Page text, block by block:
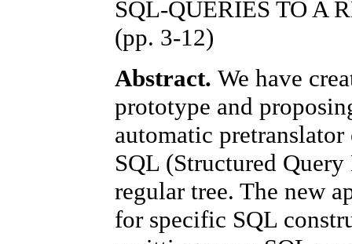
SQL-QUERIES TO A
(pp. 3-12)
Abstract. We have
prototype and
automatic
SQL (Structured
regular tree. The new
for specific SQL